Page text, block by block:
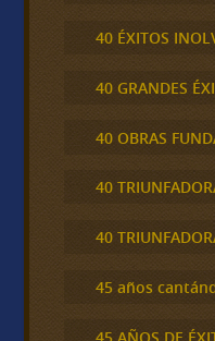
40 ÉXITOS
40 GRANDES
40 OBRAS
40
40
45 años
45 AÑOS DE